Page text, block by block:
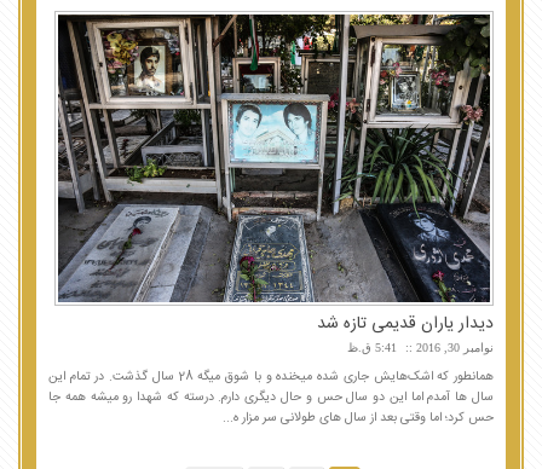
دیدار یاران قدیمی تازه شد
نوامبر 30, 2016 5:41 ق.ظ
همانطور که اشک‌هایش جاری شده میخنده و با شوق میگه 28 سال گذشت. در تمام این
سال ها آمدم اما این دو سال حس و حال دیگری دارم. درسته که شهدا رو میشه همه جا
حس کرد؛ اما وقتی بعد از سال های طولانی سر مزار ه...